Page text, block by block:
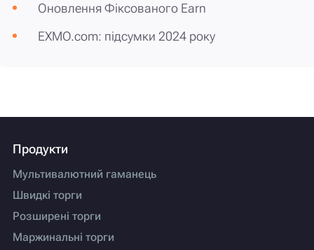
Оновлення Фіксованого Earn
EXMO.com: підсумки 2024 року
Продукти
Мультивалютний гаманець
Швидкі торги
Розширені торги
Маржинальні торги